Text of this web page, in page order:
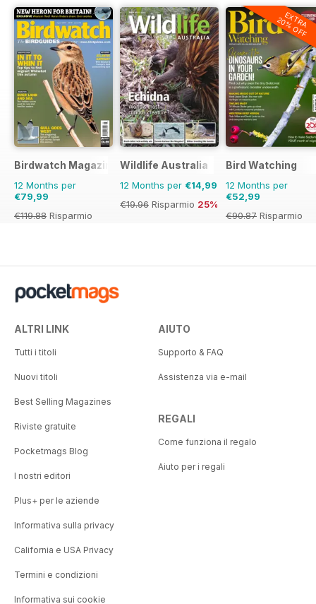
Birdwatch Magazine
12 Months per
€79,99
€119.88 Risparmio
Wildlife Australia
12 Months per €14,99
€19.96 Risparmio 25%
EXTRA
20% OFF
Bird Watching
12 Months per
€52,99
€90.87 Risparmio
ALTRI LINK
Tutti i titoli
Nuovi titoli
Best Selling Magazines
Riviste gratuite
Pocketmags Blog
I nostri editori
Plus+ per le aziende
Informativa sulla privacy
California e USA Privacy
Termini e condizioni
Informativa sui cookie
AIUTO
Supporto & FAQ
Assistenza via e-mail
REGALI
Come funziona il regalo
Aiuto per i regali